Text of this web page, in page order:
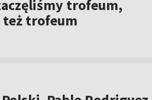
trofeum,
też trofeum